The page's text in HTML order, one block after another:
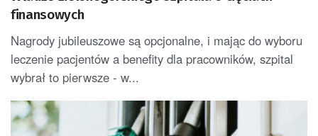
finansowych
Nagrody jubileuszowe są opcjonalne, i mając do wyboru
leczenie pacjentów a benefity dla pracowników, szpital
wybrał to pierwsze - w...